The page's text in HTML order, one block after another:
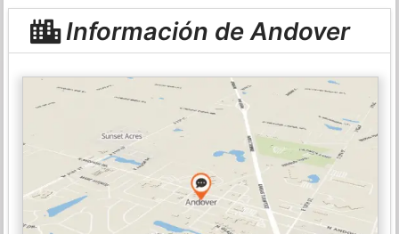
Información de Andover